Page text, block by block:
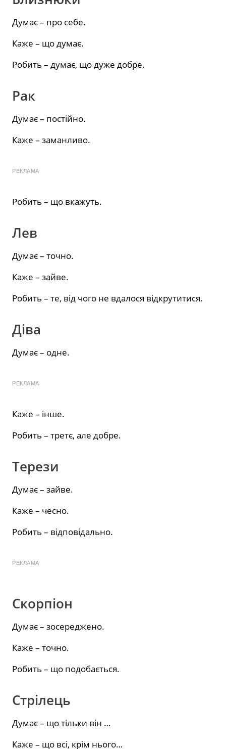
Думає – про себе.
Каже – що думає.
Робить – думає, що дуже добре.
Рак
Думає – постійно.
Каже – заманливо.
РЕКЛАМА
Робить – що вкажуть.
Лев
Думає – точно.
Каже – зайве.
Робить – те, від чого не вдалося відкрутитися.
Діва
Думає – одне.
РЕКЛАМА
Каже – інше.
Робить – третє, але добре.
Терези
Думає – зайве.
Каже – чесно.
Робить – відповідально.
РЕКЛАМА
Скорпіон
Думає – зосереджено.
Каже – точно.
Робить – що подобається.
Стрілець
Думає – що тільки він …
Каже – що всі, крім нього…